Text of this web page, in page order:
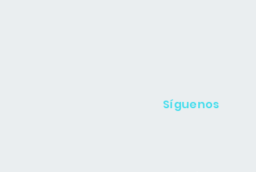
Síguenos